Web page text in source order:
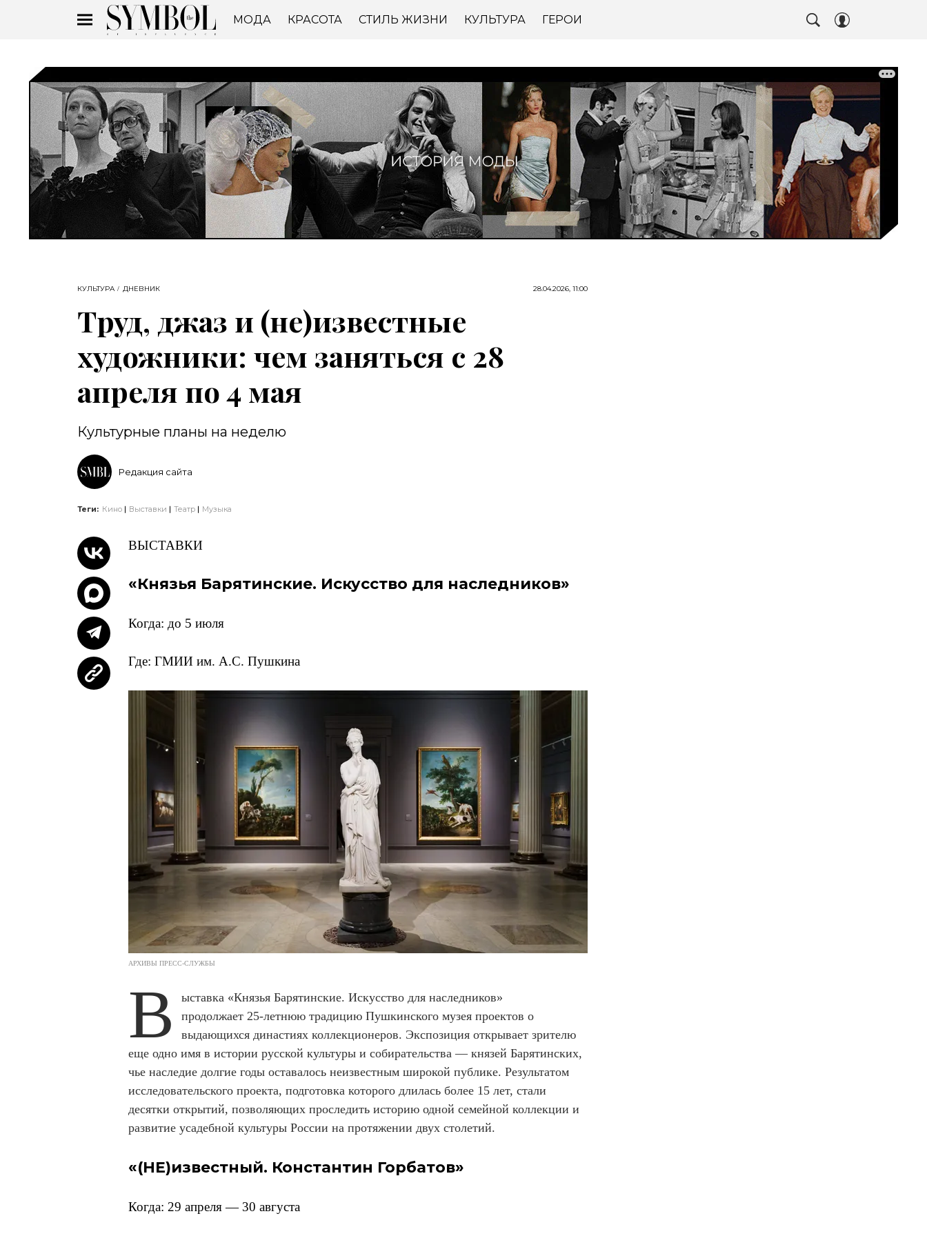
МОДА КРАСОТА СТИЛЬ ЖИЗНИ КУЛЬТУРА ГЕРОИ
КУЛЬТУРА ДНЕВНИК 28.04.2026, 11:00
Труд, джаз и (не)известные
художники: чем заняться с 28
апреля по 4 мая
Культурные планы на неделю
Редакция сайта
Теги: Кино Выставки Театр Музыка
ВЫСТАВКИ
«Князья Барятинские. Искусство для наследников»
Когда: до 5 июля
Где: ГМИИ им. А.С. Пушкина
АРХИВЫ ПРЕСС-СЛУЖБЫ
В
ыставка «Князья Барятинские. Искусство для наследников»
продолжает 25-летнюю традицию Пушкинского музея проектов о
выдающихся династиях коллекционеров. Экспозиция открывает зрителю
еще одно имя в истории русской культуры и собирательства — князей Барятинских,
чье наследие долгие годы оставалось неизвестным широкой публике. Результатом
исследовательского проекта, подготовка которого длилась более 15 лет, стали
десятки открытий, позволяющих проследить историю одной семейной коллекции и
развитие усадебной культуры России на протяжении двух столетий.
«(НЕ)известный. Константин Горбатов»
Когда: 29 апреля — 30 августа